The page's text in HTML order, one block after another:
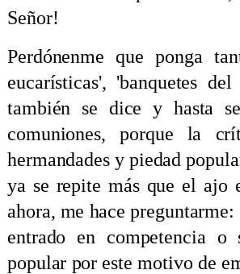
Señor!
Perdónenme que ponga
eucarísticas', 'banquetes
también se dice y hasta
comuniones, porque la
hermandades y piedad
ya se repite más que el
ahora, me hace
entrado en competencia
popular por este motivo de